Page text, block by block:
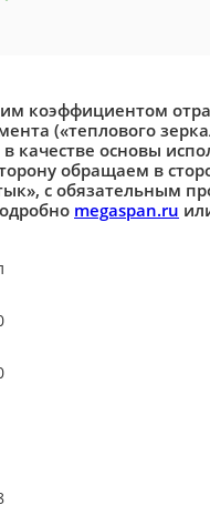
коэффициентом
(«теплового
основы
обращаем в
с обязательным
megaspan.ru